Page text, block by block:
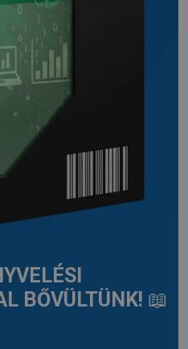
BŐVÜLTÜNK! 📖